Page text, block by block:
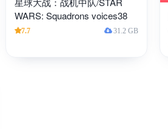
WARS: Squadrons voices38
7.7 31.2 GB